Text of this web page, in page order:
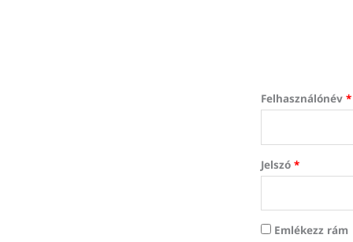
Felhasználónév*
Jelszó*
Emlékezz rám